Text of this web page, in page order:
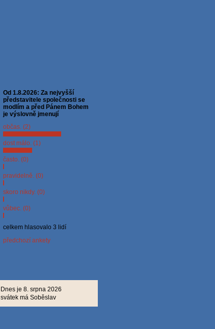
Od 1.8.2026: Za nejvyšší
představitele společnosti se
modlím a před Pánem Bohem
je výslovně jmenují
občas. (2)
dost málo. (1)
často. (0)
pravidelně. (0)
skoro nikdy. (0)
vůbec. (0)
celkem hlasovalo 3 lidí
předchozí ankety
Dnes je 8. srpna 2026
svátek má Soběslav